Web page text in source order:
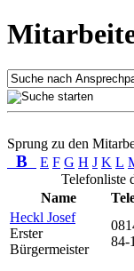
Sprung zu den
B E F G H J K L
Telefonliste
Name
Heckl Josef
Erster
Bürgermeister
84-